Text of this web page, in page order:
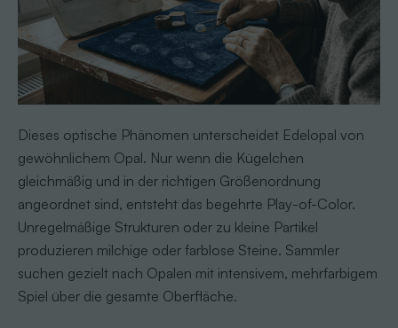
Dieses optische Phänomen unterscheidet Edelopal von
gewöhnlichem Opal. Nur wenn die Kügelchen
gleichmäßig und in der richtigen Größenordnung
angeordnet sind, entsteht das begehrte Play-of-Color.
Unregelmäßige Strukturen oder zu kleine Partikel
produzieren milchige oder farblose Steine. Sammler
suchen gezielt nach Opalen mit intensivem, mehrfarbigem
Spiel über die gesamte Oberfläche.